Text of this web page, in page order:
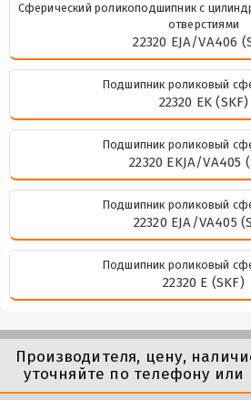
Сферический роликоподшипник с
отверстиями
22320 EJA/VA406
Подшипник роликовый
22320 EK (SKF)
Подшипник роликовый
22320 EKJA/VA405
Подшипник роликовый
22320 EJA/VA405
Подшипник роликовый
22320 E (SKF)
Производителя, цену,
уточняйте по телефону